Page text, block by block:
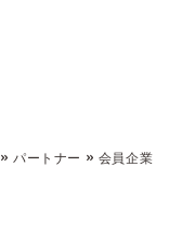
» パートナー » 会員企業